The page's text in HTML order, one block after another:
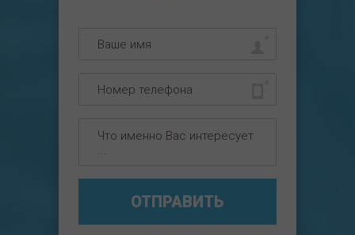
ОТПРАВИТЬ